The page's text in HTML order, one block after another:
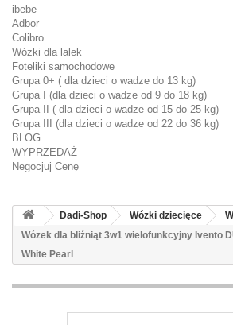
ibebe
Adbor
Colibro
Wózki dla lalek
Foteliki samochodowe
Grupa 0+ ( dla dzieci o wadze do 13 kg)
Grupa I (dla dzieci o wadze od 9 do 18 kg)
Grupa II ( dla dzieci o wadze od 15 do 25 kg)
Grupa III (dla dzieci o wadze od 22 do 36 kg)
BLOG
WYPRZEDAŻ
Negocjuj Cenę
Dadi-Shop Wózki dziecięce
Wózek dla bliźniąt 3w1 wielofunkcyjny Ivento
White Pearl